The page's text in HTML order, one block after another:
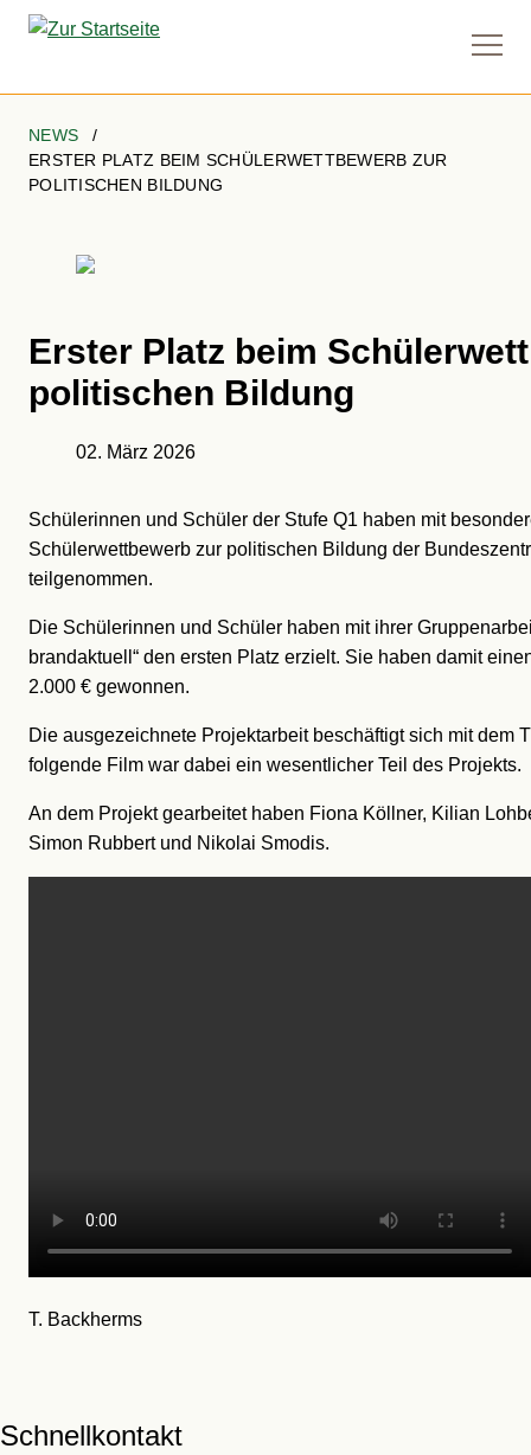
NEWS
ERSTER PLATZ BEIM SCHÜLERWETTBEWERB ZUR
POLITISCHEN BILDUNG
Erster Platz beim
politischen Bildung
Details02. März 2026
Schülerinnen und Schüler der Stufe Q1 haben mit
Schülerwettbewerb zur politischen Bildung der
teilgenommen.
Die Schülerinnen und Schüler haben mit ihrer
brandaktuell“ den ersten Platz erzielt. Sie haben damit
2.000 € gewonnen.
Die ausgezeichnete Projektarbeit beschäftigt sich mit dem
folgende Film war dabei ein wesentlicher Teil des Projekts.
An dem Projekt gearbeitet haben Fiona Köllner, Kilian
Simon Rubbert und Nikolai Smodis.
T. Backherms
Schnellkontakt